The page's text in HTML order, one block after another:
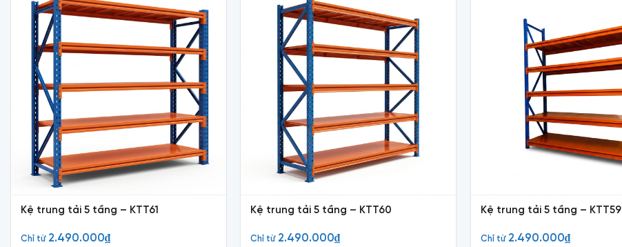
Kệ trung tải 5 tầng – KTT61
Chỉ từ 2.490.000₫
Kệ trung tải 5 tầng – KTT60
Chỉ từ 2.490.000₫
Kệ trung tải 5 tầng – KTT59
Chỉ từ 2.490.000₫